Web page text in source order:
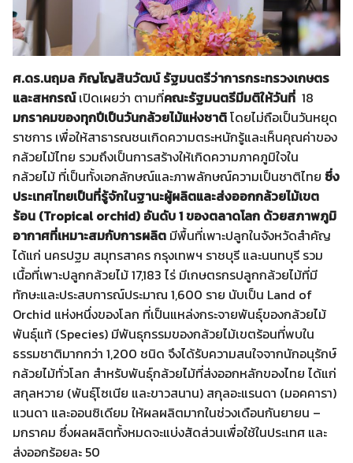
ศ.ดร.นฤมล ภิญโญสินวัฒน์ รัฐมนตรีว่าการกระทรวงเกษตร
และสหกรณ์ เปิดเผยว่า ตามที่คณะรัฐมนตรีมีมติให้วันที่ 18
มกราคมของทุกปีเป็นวันกล้วยไม้แห่งชาติโดยไม่ถือเป็นวันหยุด
ราชการ เพื่อให้สาธารณชนเกิดความตระหนักรู้และเห็นคุณค่าของ
กล้วยไม้ไทย รวมถึงเป็นการสร้างให้เกิดความภาคภูมิใจใน
กล้วยไม้ ที่เป็นทั้งเอกลักษณ์และภาพลักษณ์ความเป็นชาติไทย ซึ่ง
ประเทศไทยเป็นที่รู้จักในฐานะผู้ผลิตและส่งออกกล้วยไม้เขต
ร้อน (Tropical orchid) อันดับ 1 ของตลาดโลก ด้วยสภาพภูมิ
อากาศที่เหมาะสมกับการผลิต มีพื้นที่เพาะปลูกในจังหวัดสำคัญ
ได้แก่ นครปฐม สมุทรสาคร กรุงเทพฯ ราชบุรี และนนทบุรี รวม
เนื้อที่เพาะปลูกกล้วยไม้ 17,183 ไร่ มีเกษตรกรปลูกกล้วยไม้ที่มี
ทักษะและประสบการณ์ประมาณ 1,600 ราย นับเป็น Land of
Orchid แห่งหนึ่งของโลก ที่เป็นแหล่งกระจายพันธุ์ของกล้วยไม้
พันธุ์แท้ (Species) มีพันธุกรรมของกล้วยไม้เขตร้อนที่พบใน
ธรรมชาติมากกว่า 1,200 ชนิด จึงได้รับความสนใจจากนักอนุรักษ์
กล้วยไม้ทั่วโลก สำหรับพันธุ์กล้วยไม้ที่ส่งออกหลักของไทย ได้แก่
สกุลหวาย (พันธุ์โซเนีย และขาวสนาน) สกุลอะแรนดา (มอคคารา)
แวนดา และออนซิเดียม ให้ผลผลิตมากในช่วงเดือนกันยายน –
มกราคม ซึ่งผลผลิตทั้งหมดจะแบ่งสัดส่วนเพื่อใช้ในประเทศ และ
ส่งออกร้อยละ 50